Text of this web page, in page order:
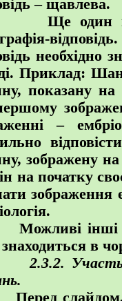
– щавлева.
один
необхідно
Приклад:
показану на
–
зображену на
на початку
зображення
інші
в
слайдом,